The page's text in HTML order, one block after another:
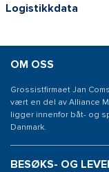
Logistikkdata
OM OSS
Grossistfirmaet Jan
vært en del av Alliance
ligger innenfor båt- og
Danmark.
BESØKS- OG